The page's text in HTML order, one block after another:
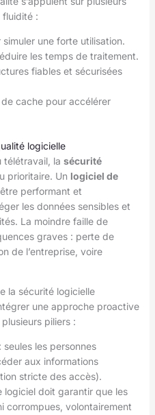
fluidité :
une forte utilisation.
les temps de traitement.
fiables et sécurisées
cache pour accélérer
logicielle
télétravail, la sécurité
prioritaire. Un logiciel de
performant et
les données sensibles et
La moindre faille de
graves : perte de
de l’entreprise, voire
la sécurité logicielle
une approche proactive
piliers :
les personnes
aux informations
stricte des accès).
logiciel doit garantir que les
corrompues, volontairement